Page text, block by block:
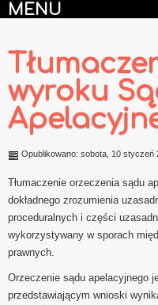
MENU
wyroku
Opublikowano: sobota, 10 styczeń
Tłumaczenie orzeczenia sądu
dokładnego zrozumienia
proceduralnych i części
wykorzystywany w sporach
prawnych.
Orzeczenie sądu apelacyjnego
przedstawiającym wnioski